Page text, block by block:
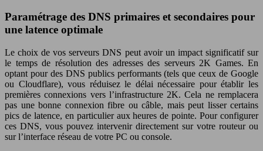
Paramétrage des DNS primaires et secondaires pour
une latence optimale
Le choix de vos serveurs DNS peut avoir un impact significatif sur
le temps de résolution des adresses des serveurs 2K Games. En
optant pour des DNS publics performants (tels que ceux de Google
ou Cloudflare), vous réduisez le délai nécessaire pour établir les
premières connexions vers l’infrastructure 2K. Cela ne remplacera
pas une bonne connexion fibre ou câble, mais peut lisser certains
pics de latence, en particulier aux heures de pointe. Pour configurer
ces DNS, vous pouvez intervenir directement sur votre routeur ou
sur l’interface réseau de votre PC ou console.